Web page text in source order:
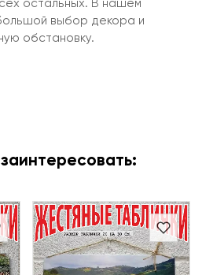
остальных. В нашем
выбор декора и
обстановку.